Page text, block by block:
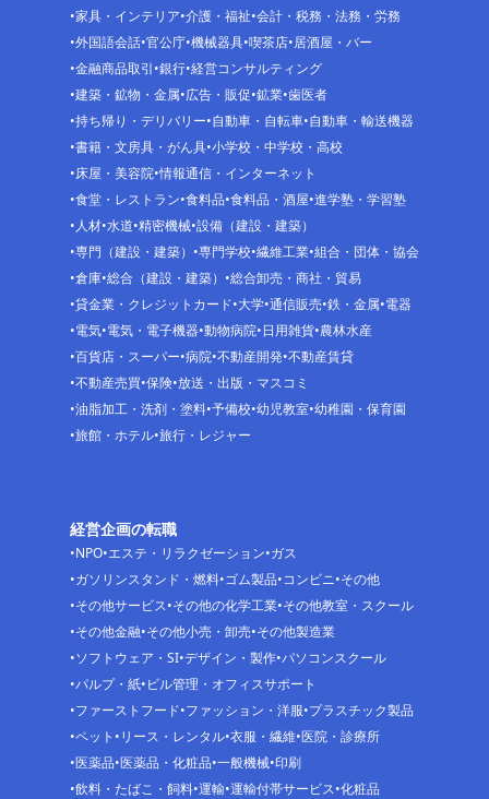
家具・インテリア 介護・福祉 会計・税務・法務・労務
外国語会話 官公庁 機械器具 喫茶店 居酒屋・バー
金融商品取引 銀行 経営コンサルティング
建築・鉱物・金属 広告・販促 鉱業 歯医者
持ち帰り・デリバリー 自動車・自転車 自動車・輸送機器
書籍・文房具・がん具 小学校・中学校・高校
床屋・美容院 情報通信・インターネット
食堂・レストラン 食料品 食料品・酒屋 進学塾・学習塾
人材 水道 精密機械 設備（建設・建築）
専門（建設・建築）
専門学校 繊維工業 組合・団体・協会
倉庫 総合（建設・建築）
総合卸売・商社・貿易
貸金業・クレジットカード 大学 通信販売 鉄・金属 電器
電気 電気・電子機器 動物病院 日用雑貨 農林水産
百貨店・スーパー 病院 不動産開発 不動産賃貸
不動産売買 保険 放送・出版・マスコミ
油脂加工・洗剤・塗料 予備校 幼児教室 幼稚園・保育園
旅館・ホテル 旅行・レジャー
経営企画の転職
NPO エステ・リラクゼーション ガス
ガソリンスタンド・燃料 ゴム製品 コンビニ その他
その他サービス その他の化学工業 その他教室・スクール
その他金融 その他小売・卸売 その他製造業
ソフトウェア・SI デザイン・製作 パソコンスクール
パルプ・紙 ビル管理・オフィスサポート
ファーストフード ファッション・洋服 プラスチック製品
ペット リース・レンタル 衣服・繊維 医院・診療所
医薬品 医薬品・化粧品 一般機械 印刷
飲料・たばこ・飼料 運輸 運輸付帯サービス 化粧品